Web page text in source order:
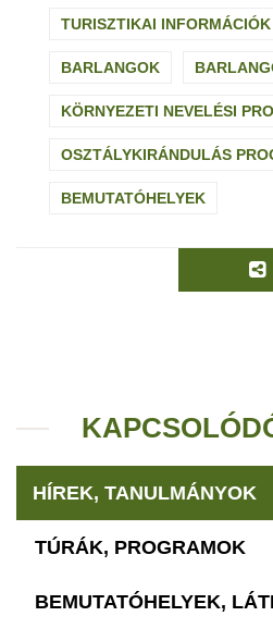
TURISZTIKAI INFORMÁCIÓK
BARLANGOK
KÖRNYEZETI NEVELÉSI
OSZTÁLYKIRÁNDULÁS
BEMUTATÓHELYEK
HÍREK, TANULMÁNYOK
TÚRÁK, PROGRAMOK
BEMUTATÓHELYEK,